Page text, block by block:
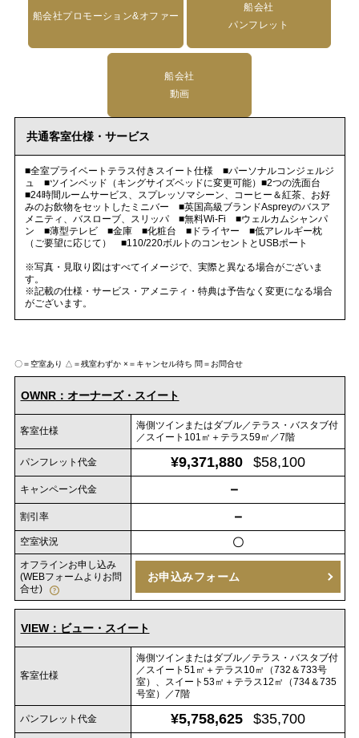
船会社プロモーション&オファー
船会社
パンフレット
船会社
動画
共通客室仕様・サービス
■全室プライベートテラス付きスイート仕様 ■パーソナルコンジェルジ
ュ ■ツインベッド（キングサイズベッドに変更可能）■2つの洗面台
■24時間ルームサービス、スプレッソマシーン、コーヒー＆紅茶、お好
みのお飲物をセットしたミニバー ■英国高級ブランドAspreyのバスア
メニティ、バスローブ、スリッパ ■無料Wi-Fi ■ウェルカムシャンパ
ン ■薄型テレビ ■金庫 ■化粧台 ■ドライヤー ■低アレルギー枕
（ご要望に応じて） ■110/220ボルトのコンセントとUSBポート
※写真・見取り図はすべてイメージで、実際と異なる場合がございま
す。
※記載の仕様・サービス・アメニティ・特典は予告なく変更になる場合
がございます。
〇＝空室あり △＝残室わずか ×＝キャンセル待ち 問＝お問合せ
OWNR：オーナーズ・スイート
客室仕様
海側ツインまたはダブル／テラス・バスタブ付
／スイート101㎡＋テラス59㎡／7階
パンフレット代金 ¥9,371,880 $58,100
キャンペーン代金 －
割引率 －
空室状況 〇
オフラインお申し込み
(WEBフォームよりお問
合せ)
お申込みフォーム
VIEW：ビュー・スイート
客室仕様
海側ツインまたはダブル／テラス・バスタブ付
／スイート51㎡＋テラス10㎡（732＆733号
室）、スイート53㎡＋テラス12㎡（734＆735
号室）／7階
パンフレット代金 ¥5,758,625 $35,700